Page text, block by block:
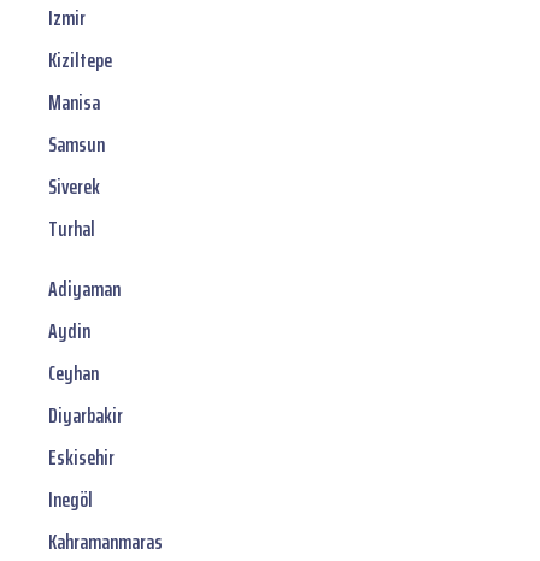
Izmir
Kiziltepe
Manisa
Samsun
Siverek
Turhal
Adiyaman
Aydin
Ceyhan
Diyarbakir
Eskisehir
Inegöl
Kahramanmaras